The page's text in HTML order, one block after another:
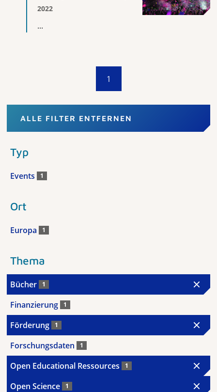
2022
...
1
ALLE FILTER ENTFERNEN
Typ
Events 1
Ort
Europa 1
Thema
Bücher 1
Finanzierung 1
Förderung 1
Forschungsdaten 1
Open Educational Ressources 1
Open Science 1